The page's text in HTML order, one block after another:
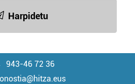
onartuz gero, teknologia hori
ematen diguzu.
Harpidetu
943-46 72 36